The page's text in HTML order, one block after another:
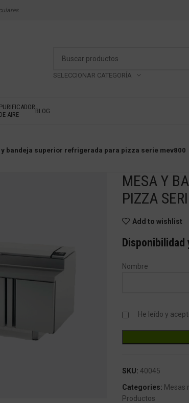
SELECCIONAR CATEGORÍA
AIRE
BLOG
bandeja superior refrigerada para pizza serie mev800
MESA Y
PIZZA
Add to wishlist
Nombre
He leído y
SKU: 40045
Categories: Mesas
Productos